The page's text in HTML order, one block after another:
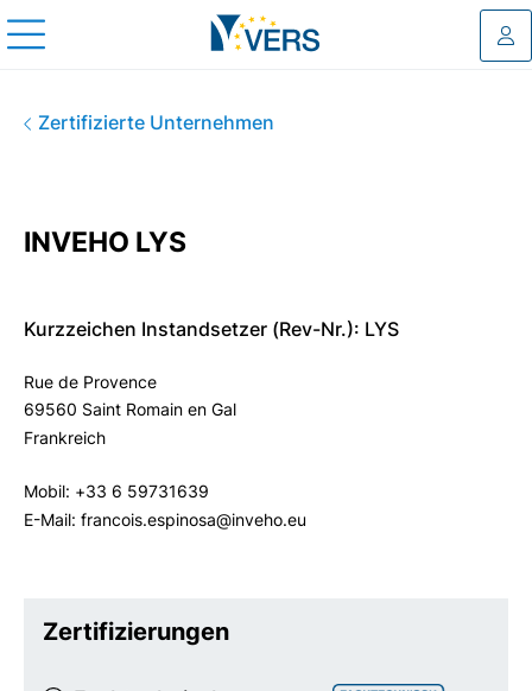
Zertifizierte Unternehmen
INVEHO LYS
INVEHO LYS
Kurzzeichen Instandsetzer (Rev-Nr.): LYS
Rue de Provence
69560 Saint Romain en Gal
Frankreich
Mobil: +33 6 59731639
E-Mail: francois.espinosa@inveho.eu
Zertifizierungen